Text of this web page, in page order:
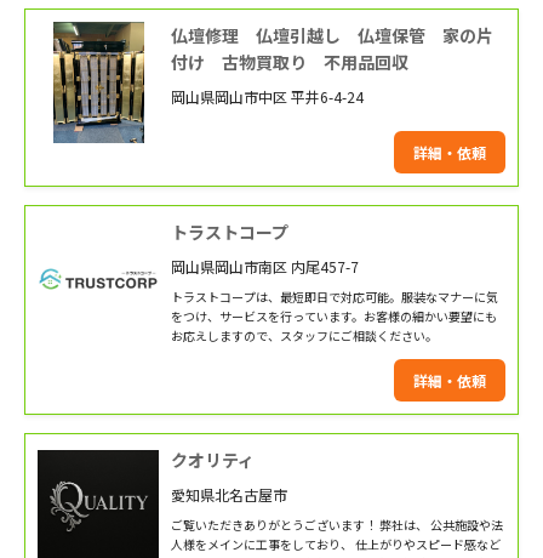
仏壇修理 仏壇引越し 仏壇保管 家の片
付け 古物買取り 不用品回収
岡山県岡山市中区 平井6-4-24
詳細・依頼
トラストコープ
岡山県岡山市南区 内尾457-7
トラストコープは、最短即日で対応可能。服装なマナーに気
をつけ、サービスを行っています。お客様の細かい要望にも
お応えしますので、スタッフにご相談ください。
詳細・依頼
クオリティ
愛知県北名古屋市
ご覧いただきありがとうございます！ 弊社は、 公共施設や法
人様をメインに工事をしており、 仕上がりやスピード感など